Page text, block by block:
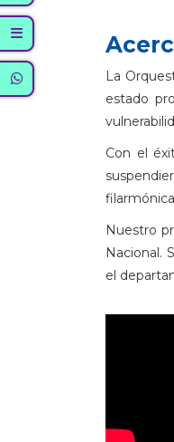
La
estado
Con el
Nuestro
Nacional.
el